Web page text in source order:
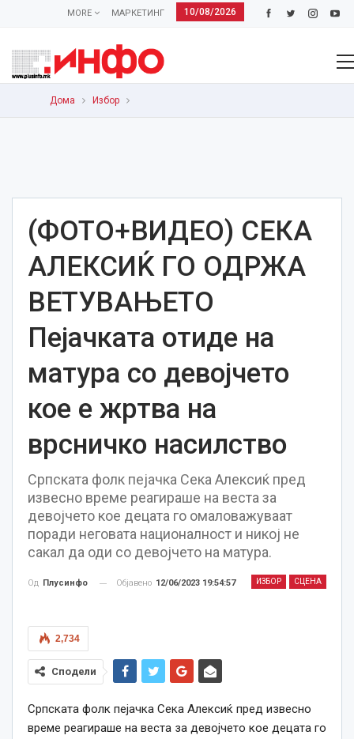
10/08/2026
МАРКЕТИНГ
MORE
Дома Избор
(ФОТО+ВИДЕО) СЕКА
АЛЕКСИЌ ГО ОДРЖА
ВЕТУВАЊЕТО
Пејачката отиде на
матура со девојчето
кое е жртва на
врсничко насилство
Српската фолк пејачка Сека Алексиќ пред
извесно време реагираше на веста за
девојчето кое децата го омаловажуваат
поради неговата националност и никој не
сакал да оди со девојчето на матура.
ИЗБОР СЦЕНА
Од Плусинфо Објавено 12/06/2023 19:54:57
2,734
Сподели
Српската фолк пејачка Сека Алексиќ пред извесно
време реагираше на веста за девојчето кое децата го